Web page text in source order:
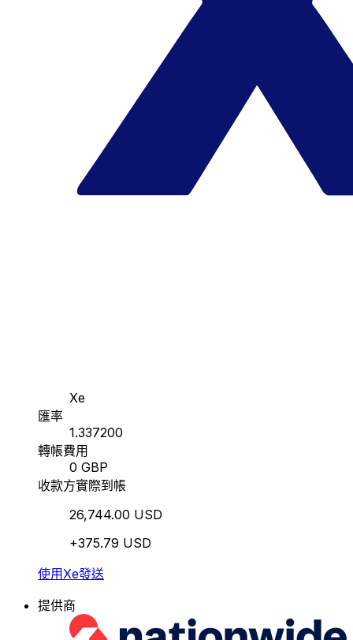
Xe
匯率
1.337200
轉帳費用
0 GBP
收款方實際到帳
26,744.00 USD
+375.79 USD
使用Xe發送
提供商